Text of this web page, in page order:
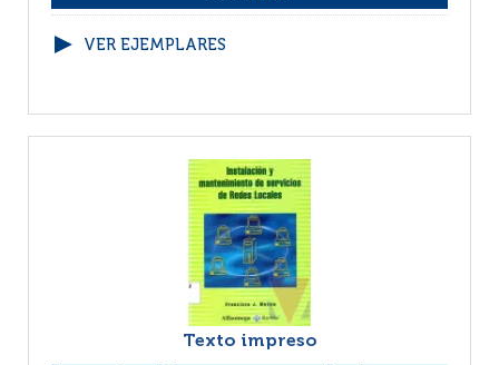
VER EJEMPLARES
Texto impreso